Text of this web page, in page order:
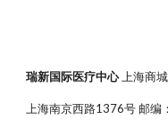
瑞新国际医疗中心 上海商
上海南京西路1376号 邮